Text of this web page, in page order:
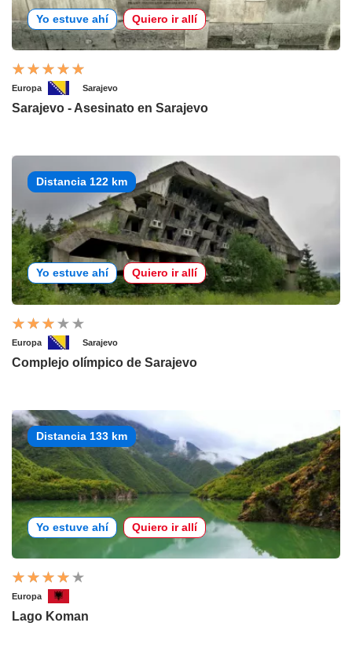
Yo estuve ahí Quiero ir allí
Europa Sarajevo
Sarajevo - Asesinato en Sarajevo
Distancia 122 km
Yo estuve ahí Quiero ir allí
Europa Sarajevo
Complejo olímpico de Sarajevo
Distancia 133 km
Yo estuve ahí Quiero ir allí
Europa
Lago Koman